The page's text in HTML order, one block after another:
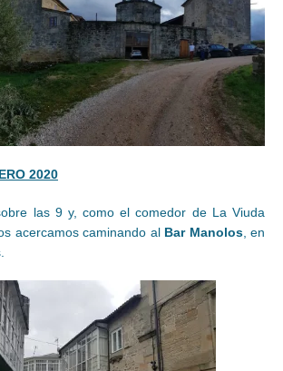
2020
las 9 y, como el comedor de La Viuda
acercamos caminando al Bar Manolos, en